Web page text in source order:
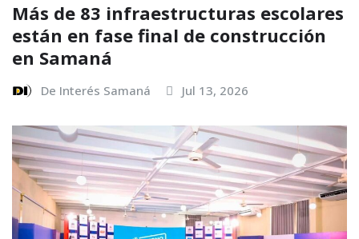
Más de 83 infraestructuras escolares
están en fase final de construcción
en Samaná
De Interés Samaná Jul 13, 2026